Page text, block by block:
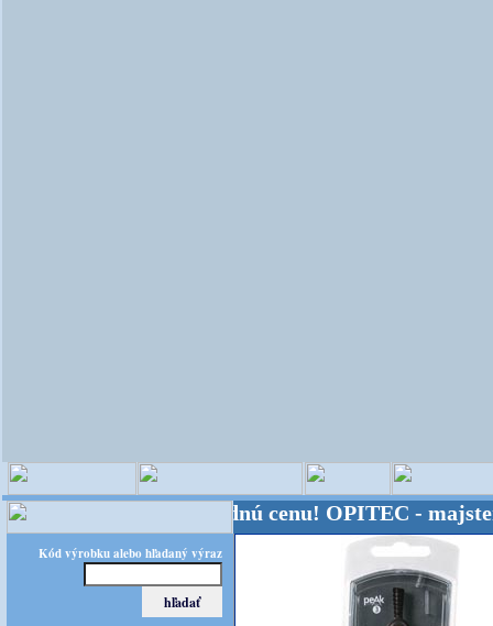
Kód výrobku alebo hľadaný výraz
za výhodnú cenu! OPITEC - majster